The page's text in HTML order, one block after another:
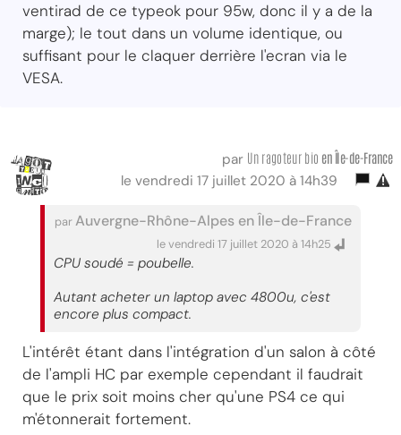
ventirad de ce typeok pour 95w, donc il y a de la
marge); le tout dans un volume identique, ou
suffisant pour le claquer derrière l'ecran via le
VESA.
par Un ragoteur bio en Île-de-France
le vendredi 17 juillet 2020 à 14h39
parAuvergne-Rhône-Alpes en Île-de-France
le vendredi 17 juillet 2020 à 14h25
CPU soudé = poubelle.
Autant acheter un laptop avec 4800u, c'est
encore plus compact.
L'intérêt étant dans l'intégration d'un salon à côté
de l'ampli HC par exemple cependant il faudrait
que le prix soit moins cher qu'une PS4 ce qui
m'étonnerait fortement.